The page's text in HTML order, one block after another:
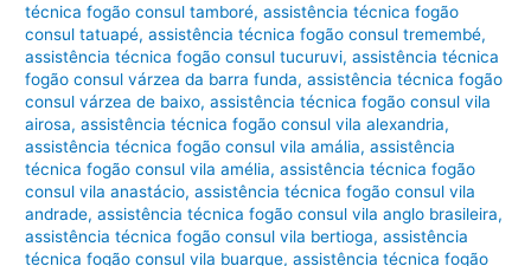
técnica fogão consul tamboré,assistência técnica fogão
consul tatuapé,assistência técnica fogão consul tremembé,
assistência técnica fogão consul tucuruvi,assistência técnica
fogão consul várzea da barra funda,assistência técnica fogão
consul várzea de baixo,assistência técnica fogão consul vila
airosa,assistência técnica fogão consul vila alexandria,
assistência técnica fogão consul vila amália,assistência
técnica fogão consul vila amélia,assistência técnica fogão
consul vila anastácio,assistência técnica fogão consul vila
andrade,assistência técnica fogão consul vila anglo brasileira,
assistência técnica fogão consul vila bertioga,assistência
técnica fogão consul vila buarque,assistência técnica fogão